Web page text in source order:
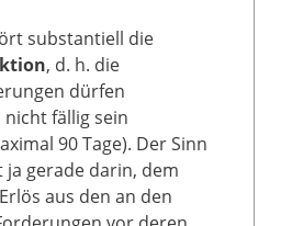
substantiell die
, d. h. die
dürfen
fällig sein
90 Tage). Der Sinn
ja gerade darin, dem
aus den an den